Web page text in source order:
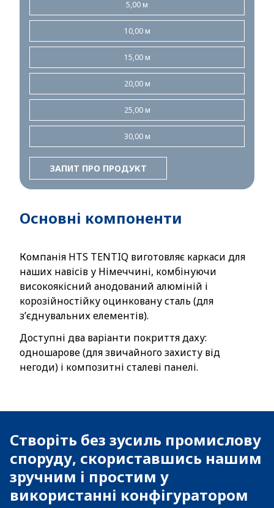
5,00 м
10,00 м
15,00 м
20,00 м
25,00 м
30,00 м
ЗАПИТ ПРО ПРОДУКТ
Основні компоненти
Компанія HTS TENTIQ виготовляє каркаси для
наших навісів у Німеччині, комбінуючи
високоякісний анодований алюміній і
корозійностійку оцинковану сталь (для
з’єднувальних елементів).
Доступні два варіанти покриття даху:
одношарове (для звичайного захисту від
негоди) і композитні сталеві панелі.
Створіть без зусиль промислову
споруду, скориставшись нашим
зручним і простим у
використанні конфігуратором